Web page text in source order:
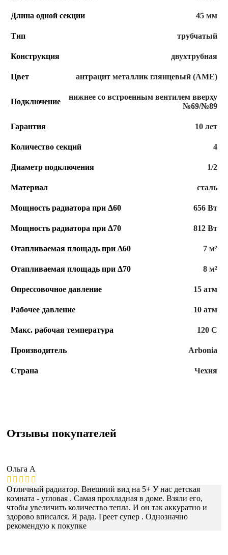
Длина одной секции 45 мм
Тип трубчатый
Конструкция двухтрубная
Цвет антрацит металлик глянцевый (AME)
Подключение
нижнее со встроенным вентилем вверху
№69/№89
Гарантия 10 лет
Количество секций 4
Диаметр подключения 1/2
Материал сталь
Мощность радиатора при Δ60 656 Вт
Мощность радиатора при Δ70 812 Вт
Отапливаемая площадь при Δ60 7 м²
Отапливаемая площадь при Δ70 8 м²
Опрессовочное давление 15 атм
Рабочее давление 10 атм
Макс. рабочая температура 120 С
Производитель Arbonia
Страна Чехия
Отзывы покупателей
Ольга А
Отличный радиатор. Внешний вид на 5+ У нас детская
комната - угловая . Самая прохладная в доме. Взяли его,
чтобы увеличить количество тепла. И он так аккуратно и
здорово вписался. Я рада. Греет супер . Однозначно
рекомендую к покупке